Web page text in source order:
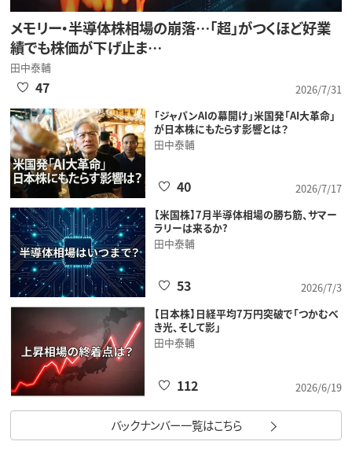
メモリー・半導体株相場の崩落…「超」がつくほど好業
績でも株価が下げ止ま…
田中泰輔
2026/7/31
47
「ジャパンAIの幕開け」米国発「AI大革命」
が日本株にもたらす影響とは？
田中泰輔
2026/7/17
40
【米国株】7月半導体相場の勝ち筋、サマー
ラリーは来るか?
田中泰輔
2026/7/3
53
【日本株】日経平均7万円突破で「つかむべ
き光、そして影」
田中泰輔
2026/6/19
112
バックナンバー一覧はこちら